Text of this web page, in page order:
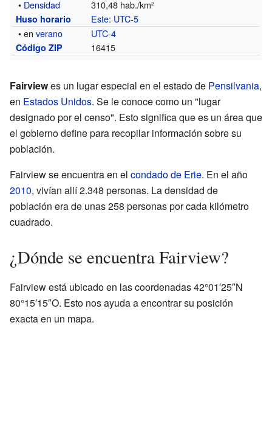
• Densidad 310,48 hab./km²
Huso horario Este: UTC-5
• enverano UTC-4
Código ZIP 16415
Fairviewes un lugar especial en el estado de Pensilvania,
en Estados Unidos. Se le conoce como un "lugar
designado por el censo". Esto significa que es un área que
el gobierno define para recopilar información sobre su
población.
Fairview se encuentra en el condado de Erie. En el año
2010, vivían allí 2.348 personas. La densidad de
población era de unas 258 personas por cada kilómetro
cuadrado.
¿Dónde se encuentra Fairview?
Fairview está ubicado en las coordenadas 42°01′25″N
80°15′15″O. Esto nos ayuda a encontrar su posición
exacta en un mapa.